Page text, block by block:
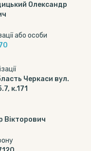
Олександр
або особи
Черкаси вул.
к.171
Вікторович